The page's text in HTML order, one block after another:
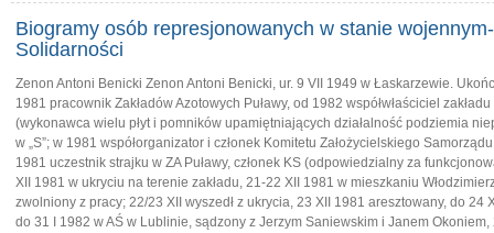
Biogramy osób represjonowanych w stanie
Solidarności
Zenon Antoni Benicki Zenon Antoni Benicki, ur. 9 VII 1949 w Łaskarzewie.
1981 pracownik Zakładów Azotowych Puławy, od 1982 współwłaściciel
(wykonawca wielu płyt i pomników upamiętniających działalność podziemia
w „S”; w 1981 współorganizator i członek Komitetu Założycielskiego
1981 uczestnik strajku w ZA Puławy, członek KS (odpowiedzialny za
XII 1981 w ukryciu na terenie zakładu, 21-22 XII 1981 w mieszkaniu
zwolniony z pracy; 22/23 XII wyszedł z ukrycia, 23 XII 1981 aresztowany, do 24
do 31 I 1982 w AŚ w Lublinie, sądzony z Jerzym Saniewskim i Janem